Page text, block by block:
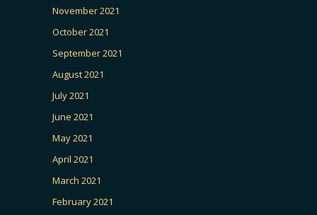
November 2021
October 2021
September 2021
August 2021
July 2021
June 2021
May 2021
April 2021
March 2021
February 2021